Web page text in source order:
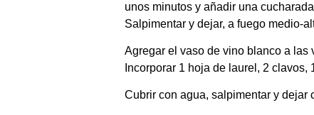
unos minutos y añadir una
Salpimentar y dejar, a fuego medio-
Agregar el vaso de vino blanco a las
Incorporar 1 hoja de laurel, 2
Cubrir con agua, salpimentar y dejar